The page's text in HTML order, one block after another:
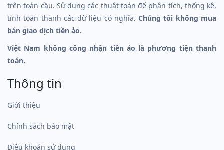
trên toàn cầu. Sử dụng các thuật toán để phân tích, thống kê,
tính toán thành các dữ liệu có nghĩa.Chúng tôi không mua
bán giao dịch tiền ảo.
Việt Nam không công nhận tiền ảo là phương tiện thanh
toán.
Thông tin
Giới thiệu
Chính sách bảo mật
Điều khoản sử dụng